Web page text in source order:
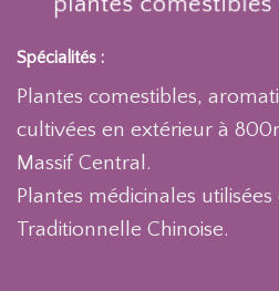
Spécialités :
Plantes comestibles,
cultivées en extérieur à
Massif Central.
Plantes médicinales
Traditionnelle Chinoise.